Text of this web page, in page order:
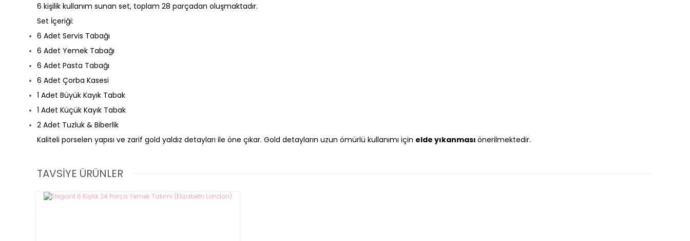
6 kişilik kullanım sunan set, toplam 28 parçadan oluşmaktadır.
Set İçeriği:
6 Adet Servis Tabağı
6 Adet Yemek Tabağı
6 Adet Pasta Tabağı
6 Adet Çorba Kasesi
1 Adet Büyük Kayık Tabak
1 Adet Küçük Kayık Tabak
2 Adet Tuzluk & Biberlik
Kaliteli porselen yapısı ve zarif gold yaldız detayları ile öne çıkar. Gold detayların uzun ömürlü kullanımı için elde yıkanması önerilmektedir.
TAVSİYE ÜRÜNLER